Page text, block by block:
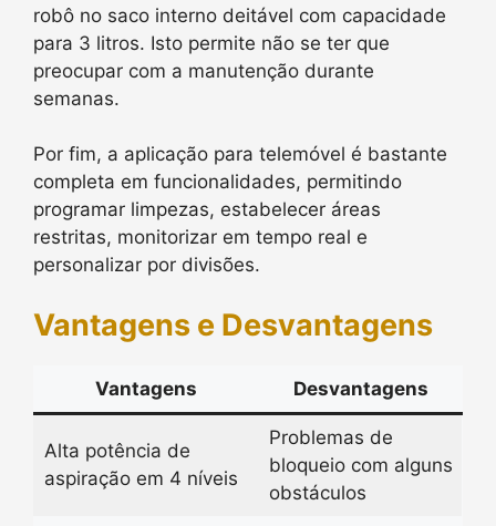
robô no saco interno deitável com capacidade
para 3 litros. Isto permite não se ter que
preocupar com a manutenção durante
semanas.
Por fim, a aplicação para telemóvel é bastante
completa em funcionalidades, permitindo
programar limpezas, estabelecer áreas
restritas, monitorizar em tempo real e
personalizar por divisões.
Vantagens e Desvantagens
Vantagens Desvantagens
Alta potência de
aspiração em 4 níveis
Problemas de
bloqueio com alguns
obstáculos